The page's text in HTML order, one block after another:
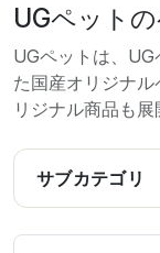
UGペット
UGペットは、
た国産オリジナ
リジナル商品も展
サブカテゴリ